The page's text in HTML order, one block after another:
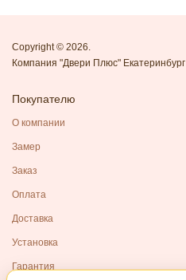
Copyright © 2026.
Компания "Двери Плюс" Екатеринбург
Покупателю
О компании
Замер
Заказ
Оплата
Доставка
Установка
Гарантия